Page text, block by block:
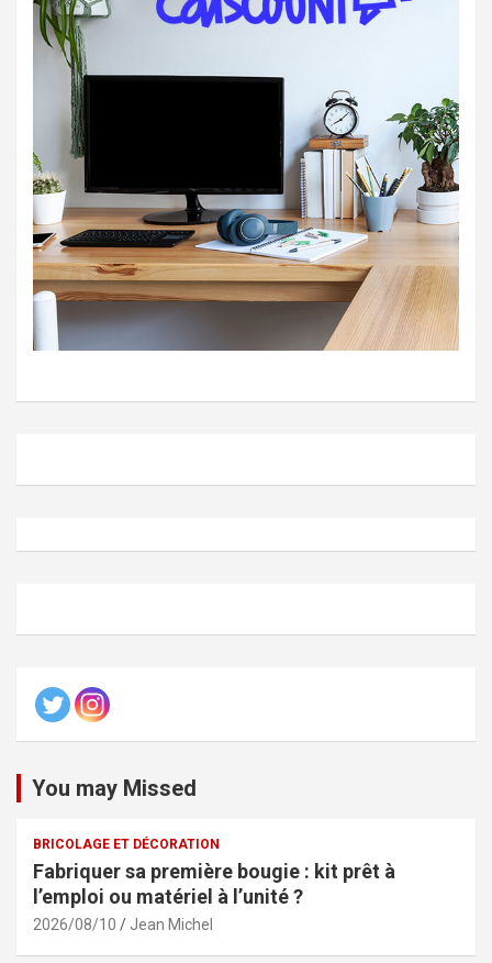
You may Missed
BRICOLAGE ET DÉCORATION
Fabriquer sa première bougie : kit prêt à
l’emploi ou matériel à l’unité ?
2026/08/10 Jean Michel